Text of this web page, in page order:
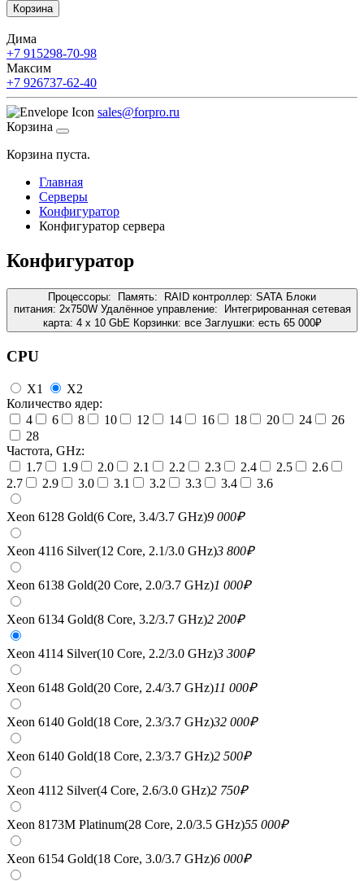
Корзина
Дима
+7 915298-70-98
Максим
+7 926737-62-40
sales@forpro.ru
Корзина
Корзина пуста.
Главная
Серверы
Конфигуратор
Конфигуратор сервера
Конфигуратор
Процессоры: Память: RAID контроллер: SATA Блоки
питания: 2x750W Удалённое управление:
Интегрированная сетевая
карта: 4 x 10 GbE Корзинки: все Заглушки: есть 65 000₽
CPU
X1
X2
Количество ядер:
4
6 8 10 12 14 16 18 20 24
26
28
Частота, GHz:
1.7
1.9 2.0 2.1 2.2 2.3 2.4 2.5
2.6
2.7
2.9 3.0 3.1 3.2 3.3 3.4 3.6
Xeon 6128 Gold(6 Core, 3.4/3.7 GHz)9 000₽
Xeon 4116 Silver(12 Core, 2.1/3.0 GHz)3 800₽
Xeon 6138 Gold(20 Core, 2.0/3.7 GHz)1 000₽
Xeon 6134 Gold(8 Core, 3.2/3.7 GHz)2 200₽
Xeon 4114 Silver(10 Core, 2.2/3.0 GHz)3 300₽
Xeon 6148 Gold(20 Core, 2.4/3.7 GHz)11 000₽
Xeon 6140 Gold(18 Core, 2.3/3.7 GHz)32 000₽
Xeon 6140 Gold(18 Core, 2.3/3.7 GHz)2 500₽
Xeon 4112 Silver(4 Core, 2.6/3.0 GHz)2 750₽
Xeon 8173M Platinum(28 Core, 2.0/3.5 GHz)55 000₽
Xeon 6154 Gold(18 Core, 3.0/3.7 GHz)6 000₽